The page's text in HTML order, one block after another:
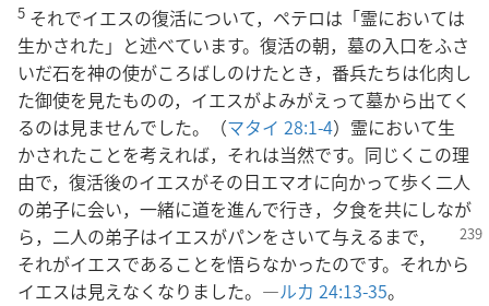
5 それでイエスの復活について，ペテロは「霊においては
生かされた」と述べています。復活の朝，墓の入口をふさ
いだ石を神の使がころばしのけたとき，番兵たちは化肉し
た御使を見たものの，イエスがよみがえって墓から出てく
るのは見ませんでした。（マタイ 28:1-4）霊において生
かされたことを考えれば，それは当然です。同じくこの理
由で，復活後のイエスがその日エマオに向かって歩く二人
の弟子に会い，一緒に道を進んで行き，夕食を共にしなが
ら，二人の弟子はイエスがパンをさいて与えるまで，
それがイエスであることを悟らなかったのです。それから
イエスは見えなくなりました。―ルカ 24:13-35。